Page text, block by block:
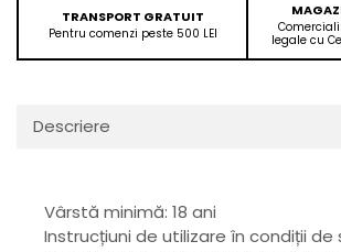
TRANSPORT GRATUIT
Pentru comenzi peste 500 LEI
legale cu
Descriere
Vârstă minimă: 18 ani
Instrucțiuni de utilizare în condiții de